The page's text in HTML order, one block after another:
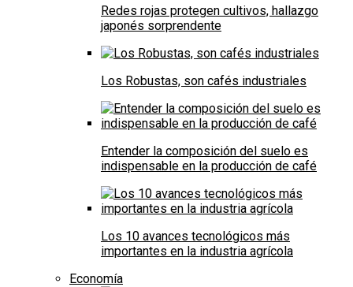
Redes rojas protegen cultivos, hallazgo
japonés sorprendente
Los Robustas, son cafés industriales
Entender la composición del suelo es
indispensable en la producción de café
Los 10 avances tecnológicos más
importantes en la industria agrícola
Economía